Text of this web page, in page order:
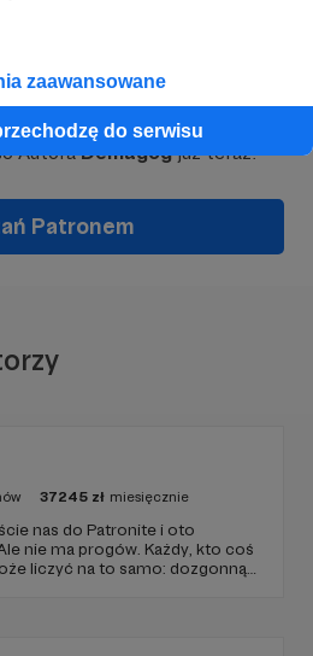
zaawansowane
do serwisu
grona Patronów!
AutoraDemagogjuż teraz!
Patronem
37245 zł miesięcznie
nas do Patronite i oto
nie ma progów. Każdy, kto coś
liczyć na to samo: dozgonną